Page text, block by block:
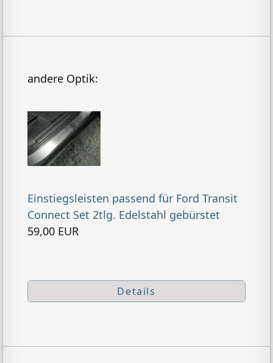
andere Optik:
Einstiegsleisten passend für Ford Transit
Connect Set 2tlg. Edelstahl gebürstet
59,00 EUR
Details